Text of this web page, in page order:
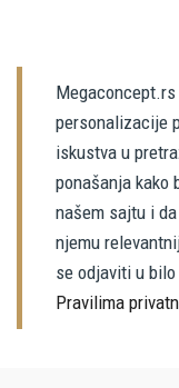
personalizacije
iskustva u
ponašanja kako
našem sajtu i
njemu
se odjaviti u
Pravilima